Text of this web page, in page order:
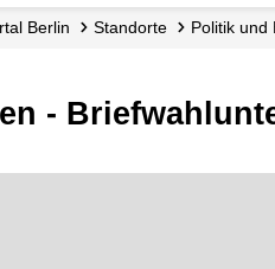
Berlin Standorte Politik
-